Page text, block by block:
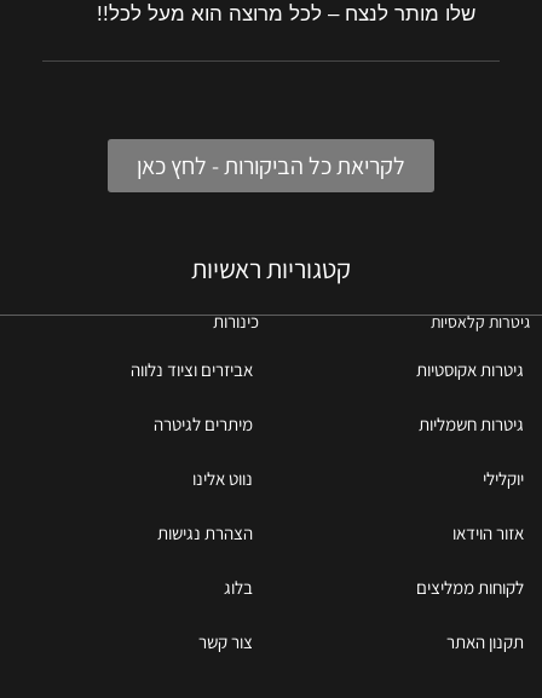
שלו מותר לנצח – לכל מרוצה הוא מעל לכל!!
לקריאת כל הביקורות - לחץ כאן
קטגוריות ראשיות
גיטרות קלאסיות כינורות
גיטרות אקוסטיות אביזרים וציוד נלווה
גיטרות חשמליות מיתרים לגיטרה
יוקלילי נווט אלינו
אזור הוידאו הצהרת נגישות
לקוחות ממליצים בלוג
תקנון האתר צור קשר